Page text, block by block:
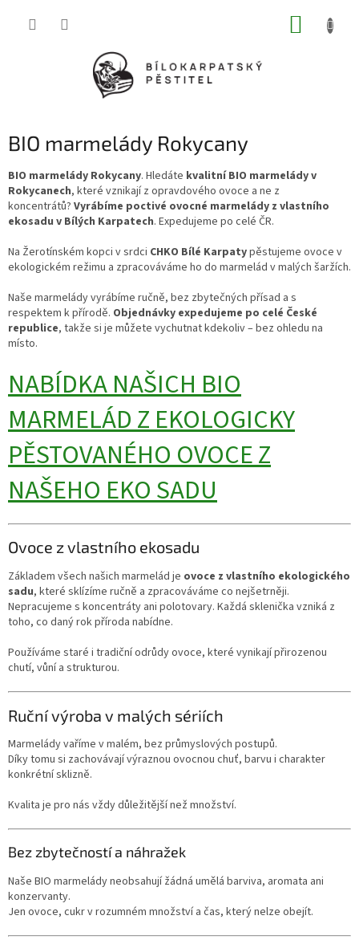
BIO marmelády Rokycany
BIO marmelády Rokycany. Hledáte kvalitní BIO marmelády v
Rokycanech, které vznikají z opravdového ovoce a ne z
koncentrátů? Vyrábíme poctivé ovocné marmelády z vlastního
ekosadu v Bílých Karpatech. Expedujeme po celé ČR.
Na Žerotínském kopci v srdci CHKO Bílé Karpatypěstujeme ovoce v
ekologickém režimu a zpracováváme ho do marmelád v malých šaržích.
Naše marmelády vyrábíme ručně, bez zbytečných přísad a s
respektem k přírodě. Objednávky expedujeme po celé České
republice, takže si je můžete vychutnat kdekoliv – bez ohledu na
místo.
NABÍDKA NAŠICH BIO
MARMELÁD Z EKOLOGICKY
PĚSTOVANÉHO OVOCE Z
NAŠEHO EKO SADU
Ovoce z vlastního ekosadu
Základem všech našich marmelád je ovoce z vlastního ekologického
sadu, které sklízíme ručně a zpracováváme co nejšetrněji.
Nepracujeme s koncentráty ani polotovary. Každá sklenička vzniká z
toho, co daný rok příroda nabídne.
Používáme staré i tradiční odrůdy ovoce, které vynikají přirozenou
chutí, vůní a strukturou.
Ruční výroba v malých sériích
Marmelády vaříme v malém, bez průmyslových postupů.
Díky tomu si zachovávají výraznou ovocnou chuť, barvu i charakter
konkrétní sklizně.
Kvalita je pro nás vždy důležitější než množství.
Bez zbytečností a náhražek
Naše BIO marmelády neobsahují žádná umělá barviva, aromata ani
konzervanty.
Jen ovoce, cukr v rozumném množství a čas, který nelze obejít.